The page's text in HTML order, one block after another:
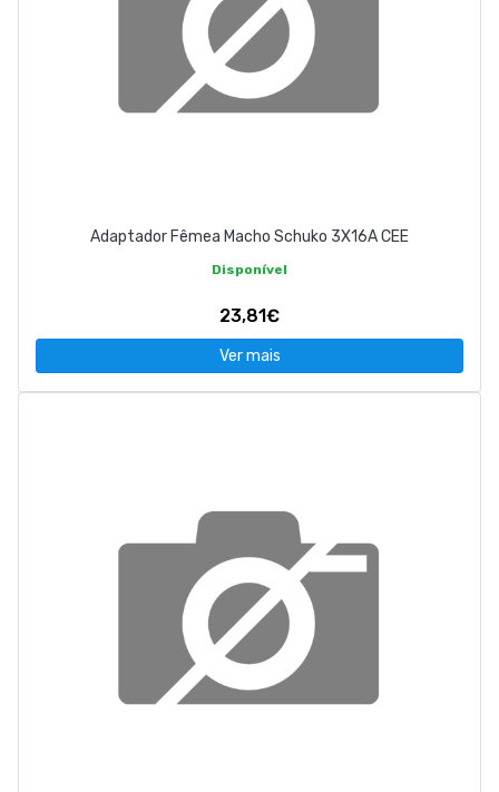
Adaptador Fêmea Macho Schuko 3X16A CEE
Disponível
23,81€
Ver mais